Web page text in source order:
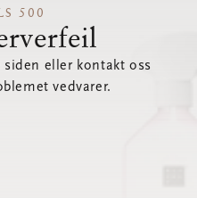
500
siden eller kontakt oss
vedvarer.